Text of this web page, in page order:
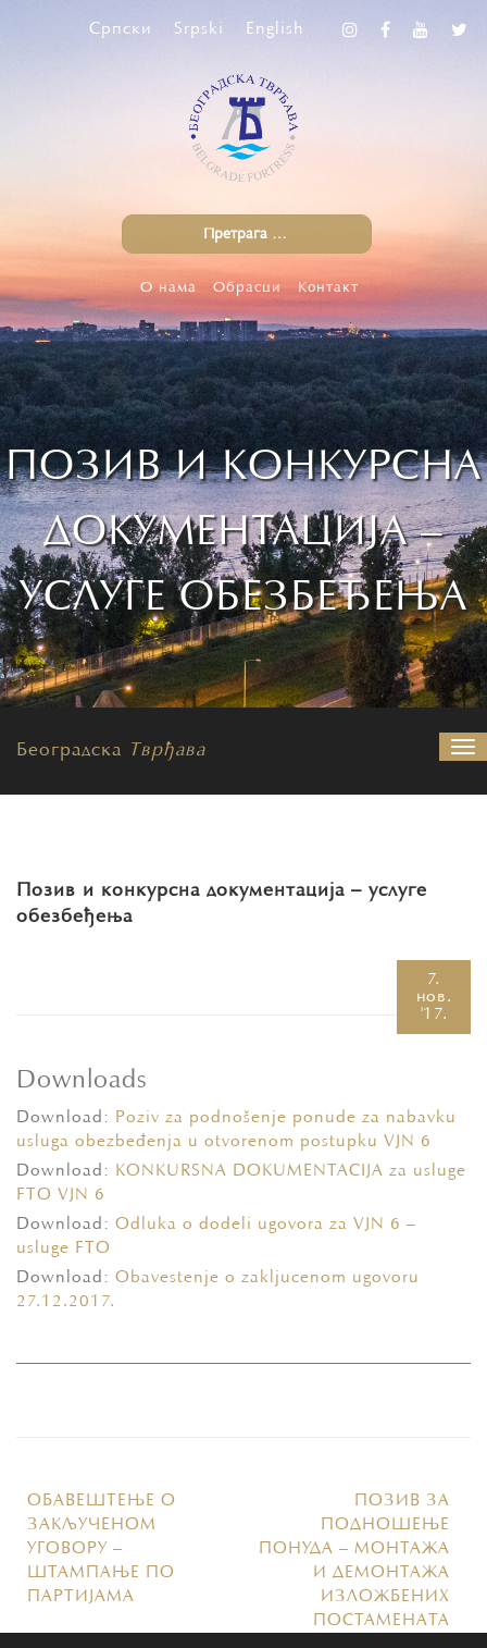
Српски Srpski English
О нама Обрасци Контакт
ПОЗИВ И КОНКУРСНА
ДОКУМЕНТАЦИЈА –
УСЛУГЕ ОБЕЗБЕЂЕЊА
Београдска Тврђава
Позив и конкурсна документација – услуге
обезбеђења
7.
нов.
'17.
Downloads
Download: Poziv za podnošenje ponude za nabavku
usluga obezbeđenja u otvorenom postupku VJN 6
Download:
KONKURSNА DOKUMENTACIJA za usluge
FTO VJN 6
Download: Odluka o dodeli ugovora za VJN 6 –
usluge FTO
Download: Obavestenje o zakljucenom ugovoru
27.12.2017.
ОБАВЕШТЕЊЕ О
ЗАКЉУЧЕНОМ
УГОВОРУ –
ШТАМПАЊЕ ПО
ПАРТИЈАМА
ПОЗИВ ЗА
ПОДНОШЕЊЕ
ПОНУДА – МОНТАЖА
И ДЕМОНТАЖА
ИЗЛОЖБЕНИХ
ПОСТАМЕНАТА